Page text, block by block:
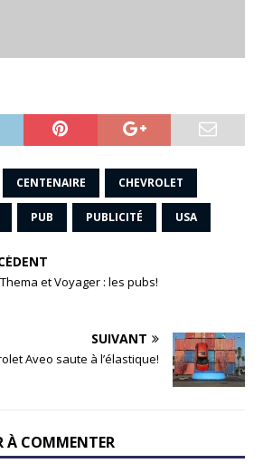
CENTENAIRE CHEVROLET
PUB PUBLICITÉ USA
et Voyager : les pubs!
SUIVANT
Aveo saute à l’élastique!
À COMMENTER